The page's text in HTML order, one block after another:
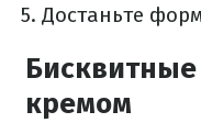
Достаньте
кремом